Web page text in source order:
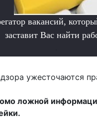
вакансий,
заставит Вас найти
ужесточаются
ложной